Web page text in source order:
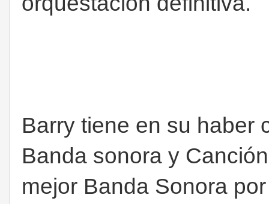
Barry tiene en su haber
Banda sonora y
mejor Banda Sonora